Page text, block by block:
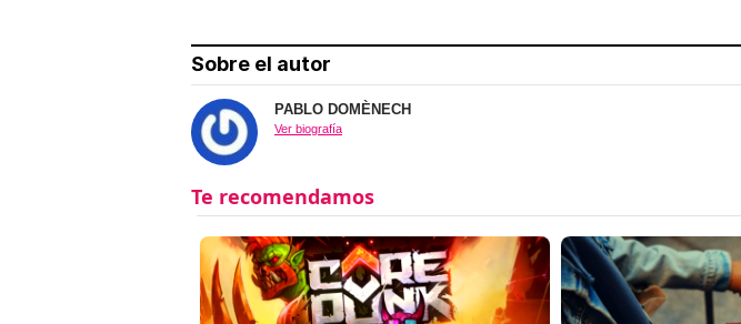
Sobre el autor
PABLO DOMÈNECH
Ver biografía